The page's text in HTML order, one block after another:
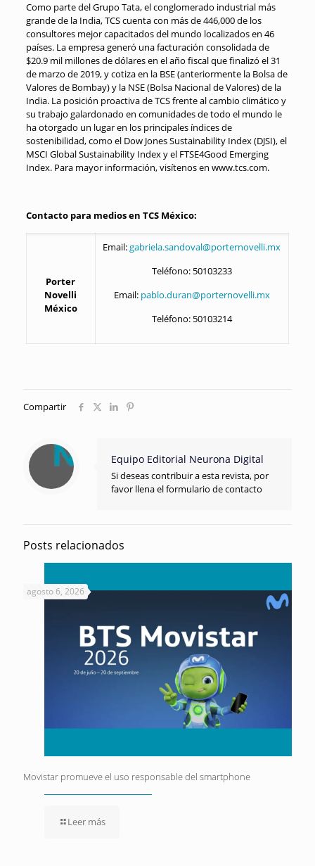
Como parte del Grupo Tata, el conglomerado industrial más
grande de la India, TCS cuenta con más de 446,000 de los
consultores mejor capacitados del mundo localizados en 46
países. La empresa generó una facturación consolidada de
$20.9 mil millones de dólares en el año fiscal que finalizó el 31
de marzo de 2019, y cotiza en la BSE (anteriormente la Bolsa de
Valores de Bombay) y la NSE (Bolsa Nacional de Valores) de la
India. La posición proactiva de TCS frente al cambio climático y
su trabajo galardonado en comunidades de todo el mundo le
ha otorgado un lugar en los principales índices de
sostenibilidad, como el Dow Jones Sustainability Index (DJSI), el
MSCI Global Sustainability Index y el FTSE4Good Emerging
Index. Para mayor información, visítenos en www.tcs.com.
Contacto para medios en TCS México:
Porter
Novelli
México
Email:gabriela.sandoval@porternovelli.mx
Teléfono: 50103233
Email: pablo.duran@porternovelli.mx
Teléfono: 50103214
Compartir
Equipo Editorial Neurona Digital
Si deseas contribuir a esta revista, por
favor llena el formulario de contacto
Posts relacionados
agosto 6, 2026
Movistar promueve el uso responsable del smartphone
Leer más